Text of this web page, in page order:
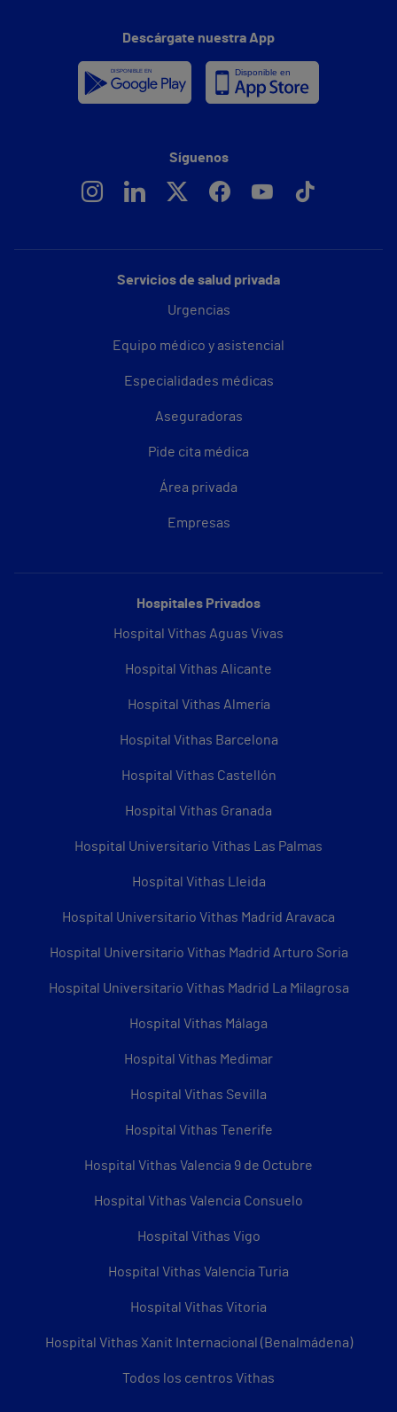
Servicios de salud privada
Urgencias
Equipo médico y asistencial
Especialidades médicas
Aseguradoras
Pide cita médica
Área privada
Empresas
Hospitales Privados
Hospital Vithas Aguas Vivas
Hospital Vithas Alicante
Hospital Vithas Almería
Hospital Vithas Barcelona
Hospital Vithas Castellón
Hospital Vithas Granada
Hospital Universitario Vithas Las Palmas
Hospital Vithas Lleida
Hospital Universitario Vithas Madrid Aravaca
Hospital Universitario Vithas Madrid Arturo Soria
Hospital Universitario Vithas Madrid La Milagrosa
Hospital Vithas Málaga
Hospital Vithas Medimar
Hospital Vithas Sevilla
Hospital Vithas Tenerife
Hospital Vithas Valencia 9 de Octubre
Hospital Vithas Valencia Consuelo
Hospital Vithas Vigo
Hospital Vithas Valencia Turia
Hospital Vithas Vitoria
Hospital Vithas Xanit Internacional (Benalmádena)
Todos los centros Vithas
Descárgate nuestra App
Síguenos